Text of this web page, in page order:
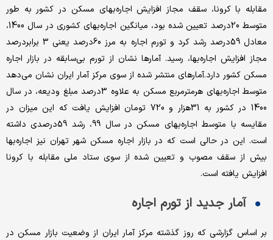
مقابله با کرونا، سقف مجاز افزایش اجاره‌‌‌‌بهای مسکن در کشور به طور
متوسط 20‌درصد تعیین شده بود، میانگین اجاره‌‌‌‌بهای کشوری در سال 1400،
معادل 59‌درصد رشد کرد و تورم اجاره به مرز 60‌درصد یعنی 3 برابر‌درصد
مجاز افزایش اجاره‌‌‌‌بها، رسید. آمارها نشان از تورم بی‌‌‌‌سابقه در بازار اجاره
مسکن کشور دارد.آمارهای منتشر شده از سوی مرکز آمار ایران نشان می‌دهد
متوسط اجاره‌‌‌‌بهای هرمترمربع مسکن به علاوه 3درصد مبلغ ودیعه، در سال
1400 در کشور به 31‌هزار و 720 تومان افزایش یافت که این میزان در
مقایسه با متوسط اجاره‌‌‌‌بهای مسکن در سال 99، رشد 59‌درصدی داشته
است. این در حالی است که در بازار اجاره مسکن شهر تهران نیز اجاره‌‌‌‌بها
بیش از سقف مصوب و تعیین شده از سوی ستاد ملی مقابله با کرونا
افزایش یافته است.
آمار جدید از تورم اجاره
بر اساس گزارشی که روز گذشته مرکز آمار ایران از وضعیت بازار مسکن در